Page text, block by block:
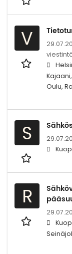
V
Oulu,
S
R